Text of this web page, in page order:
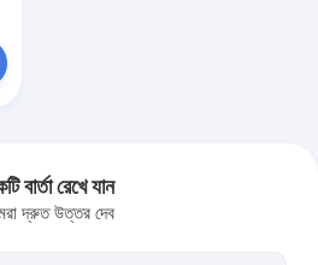
বার্তা রেখে যান
দ্রুত উত্তর দেব